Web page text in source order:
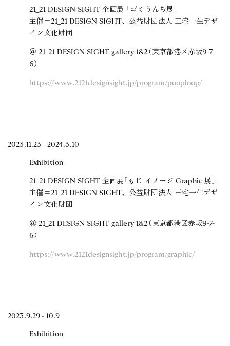
21_21 DESIGN SIGHT 企画展 「ゴミうんち展」
主催＝21_21 DESIGN SIGHT、公益財団法人 三宅一生デザ
イン文化財団
＠ 21_21 DESIGN SIGHT gallery 1&2（東京都港区赤坂9-7-
6）
https://www.2121designsight.jp/program/pooploop/
2023.11.23 - 2024.3.10
Exhibition
21_21 DESIGN SIGHT 企画展「もじ イメージ Graphic 展」
主催＝21_21 DESIGN SIGHT、公益財団法人 三宅一生デザ
イン文化財団
＠ 21_21 DESIGN SIGHT gallery 1&2（東京都港区赤坂9-7-
6）
https://www.2121designsight.jp/program/graphic/
2023.9.29 - 10.9
Exhibition